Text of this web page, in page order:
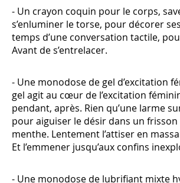
- Un crayon coquin pour le corps,
s’enluminer le torse, pour décorer
temps d’une conversation tactile,
Avant de s’entrelacer.
- Une monodose de gel d’excitation
gel agit au cœur de l’excitation
pendant, après. Rien qu’une larme
pour aiguiser le désir dans un
menthe. Lentement l’attiser en
Et l’emmener jusqu’aux confins
- Une monodose de lubrifiant mixte